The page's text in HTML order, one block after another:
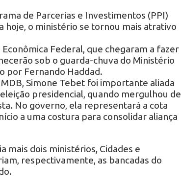
de Parcerias e Investimentos (PPI)
hoje, o ministério se tornou mais atrativo
Econômica Federal, que chegaram a fazer
sob o guarda-chuva do Ministério
por Fernando Haddad.
Simone Tebet foi importante aliada
presidencial, quando mergulhou de
No governo, ela representará a cota
a uma costura para consolidar aliança
mais dois ministérios, Cidades e
respectivamente, as bancadas do